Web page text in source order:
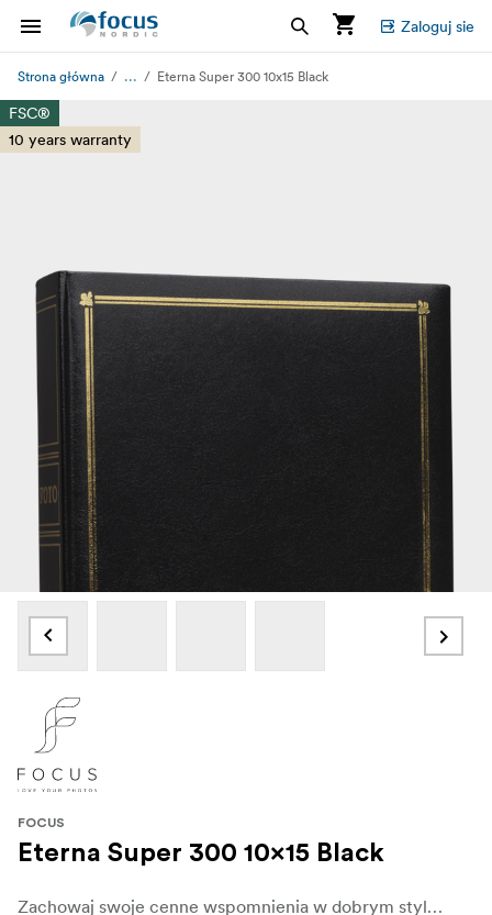
Zaloguj sie
Strona główna ... Eterna Super 300 10x15 Black
FSC®
10 years warranty
FOCUS
Eterna Super 300 10x15 Black
Zachowaj swoje cenne wspomnienia w dobrym stylu dzięki temu klasycznemu albumowi fotograficznemu o prostym, ale eleganckim designie. Album posiada wyjątkowo wytrzymałe okładki zapewniające długotrwałą ochronę i zawiera kieszenie na 300 zdjęć w rozmiarze do 10x15 cm.